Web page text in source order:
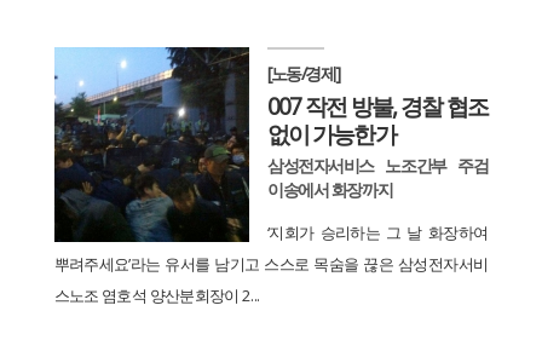
[노동/경제]
007 작전 방불, 경찰 협조
없이 가능한가
삼성전자서비스 노조간부 주검
이송에서 화장까지
‘지회가 승리하는 그 날 화장하여
뿌려주세요’라는 유서를 남기고 스스로 목숨을 끊은 삼성전자서비
스노조 염호석 양산분회장이 2...